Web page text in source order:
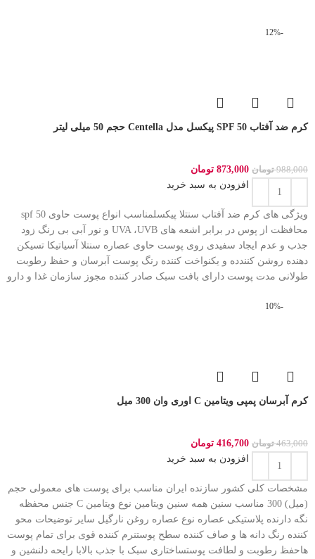
-12%
کرم ضد آفتاب SPF 50 پیکسل مدل Centella حجم 50 میلی لیتر
988,000 تومان 873,000 تومان
افزودن به سبد خرید
ویژگی های کرم ضد آفتاب سنتلا پیکسلمناسب انواع پوست حاوی spf 50
محافظت از پوس در برابر اشعه های UVA ،UVB و نور آبی بی رنگ زود
جذب و عدم ایجاد سفیدی روی پوست حاوی عصاره سنتلا آسیاتیکا تسیکن
دهنده روشن کنندده و یکنواخت کننده رنگ پوست آبرسان و حفظ رطوبت
طولانی مدت پوست دارای بافت سبک صادر کننده مجوز سازمان غذا و دارو
-10%
کرم آبرسان پمپی ویتامین C اوری وان 300 میل
463,000 تومان 416,700 تومان
افزودن به سبد خرید
مشخصات کلی کشور سازنده ایران مناسب برای پوست های معمولی حجم
(میل) 300 مناسب سنین همه سنین ویتامین نوع ویتامین C جنس محفظه
نگه دارنده پلاستیکی عصاره نوع عصاره روغن نارگیل سایر توضیحات محو
کننده رنگ دانه ها و صاف کننده سطح پوستنرم کننده قوی برای تمام پوست
هاحفظ رطوبت و لطافت پوستساختاری سبک با جذب بالابا رایحه دلنشین و